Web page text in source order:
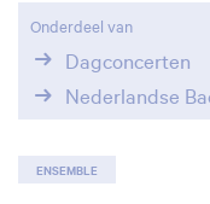
Onderdeel van
Dagconcerten
Nederlandse
ENSEMBLE